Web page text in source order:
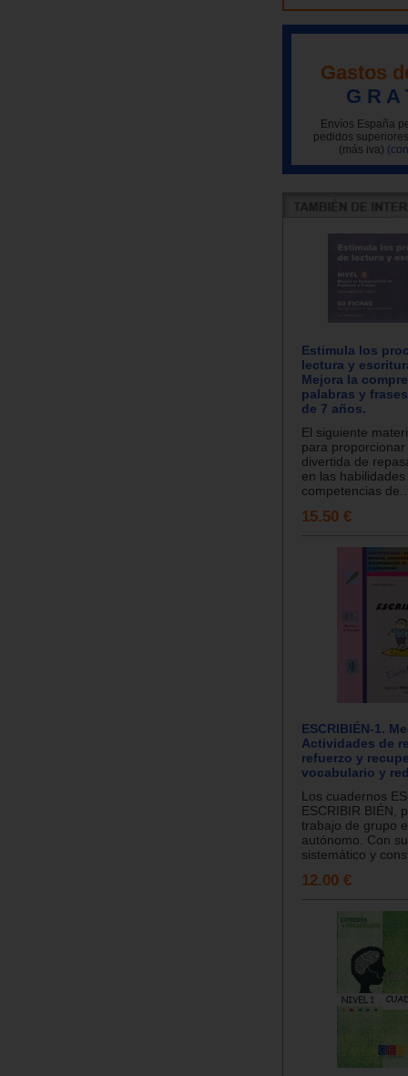
Gastos
G R A
Envíos España
pedidos
(más iva)
Estimula los
lectura y
Mejora la
palabras y
de 7 años.
El siguiente
para
divertida de
en las habilidades
competencias
15.50 €
ESCRIBIÉN-1.
Actividades de
refuerzo y
vocabulario y
Los cuadernos
ESCRIBIR BIÉN,
trabajo de grupo
autónomo. Con
sistemático y
12.00 €